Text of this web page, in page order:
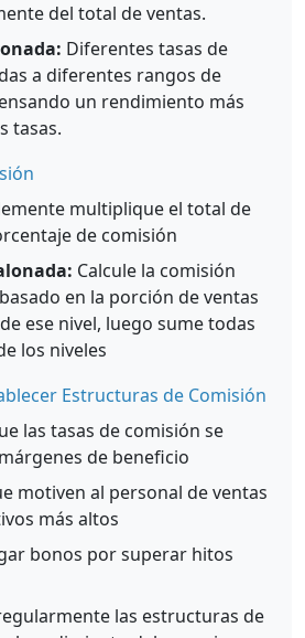
del total de ventas.
Diferentes tasas de
a diferentes rangos de
un rendimiento más
tasas.
multiplique el total de
de comisión
Calcule la comisión
en la porción de ventas
ese nivel, luego sume todas
los niveles
Estructuras de Comisión
las tasas de comisión se
de beneficio
motiven al personal de ventas
más altos
bonos por superar hitos
las estructuras de